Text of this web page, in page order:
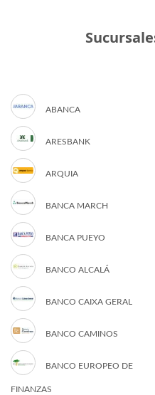
ABANCA
ARESBANK
ARQUIA
BANCA MARCH
BANCA PUEYO
BANCO ALCALÁ
BANCO CAIXA GERAL
BANCO CAMINOS
BANCO EUROPEO DE
FINANZAS